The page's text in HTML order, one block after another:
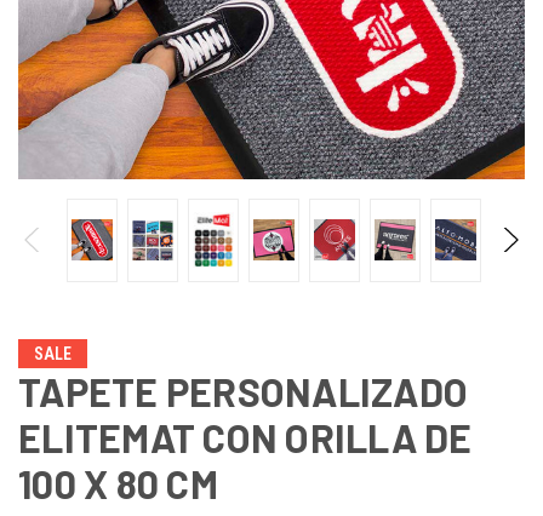
SALE
TAPETE PERSONALIZADO
ELITEMAT CON ORILLA DE
100 X 80 CM